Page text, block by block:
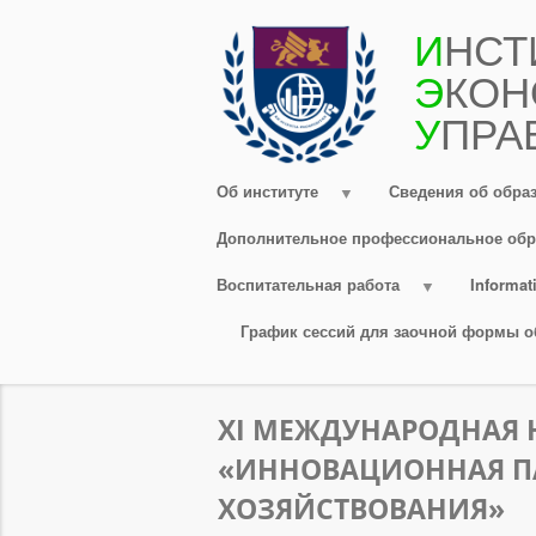
И
Э
У
Об институте Сведения об
Дополнительное профессиональное
Воспитательная работа
График сессий для заочной формы
XI МЕЖДУНАРОДНАЯ
«ИННОВАЦИОННАЯ
ХОЗЯЙСТВОВАНИЯ»